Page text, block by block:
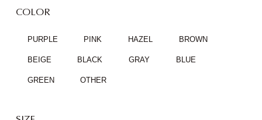
COLOR
PURPLE PINK HAZEL BROWN
BEIGE BLACK GRAY BLUE
GREEN OTHER